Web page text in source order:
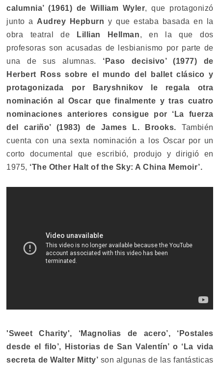
calumnia’ (1961) de William Wyler, que protagonizó
junto a Audrey Hepburn y que estaba basada en la
obra teatral de
Lillian Hellman, en la que dos
profesoras son acusadas de lesbianismo por parte de
una de sus alumnas. ‘Paso decisivo’ (1977) de
Herbert Ross sobre el mundo del ballet clásico y
protagonizada por
Baryshnikov
le regala otra
nominación al Oscar que finalmente y tras cuatro
nominaciones anteriores consigue por ‘La fuerza
del cariño’ (1983) de James L. Brooks. También
cuenta con una sexta nominación a los Oscar por un
corto documental que escribió, produjo y dirigió en
1975, ‘The Other Halt of the Sky: A China Memoir’.
'Sweet Charity', ‘Magnolias de acero’, ‘Postales
desde el filo’, Historias de San Valentín’ o ‘La vida
secreta de Walter Mitty’ son algunas de las fantásticas